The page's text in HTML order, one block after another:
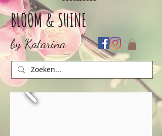
BLOOM & SHINE
by Katarina